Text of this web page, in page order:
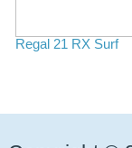
Regal 21 RX Surf